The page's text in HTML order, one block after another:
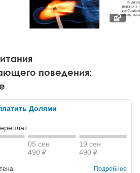
панические атаки
гипноз и НЛП
психология
психоанализ
поведения:
Долями
05 сен
490 ₽
19 сен
490 ₽
Подробнее